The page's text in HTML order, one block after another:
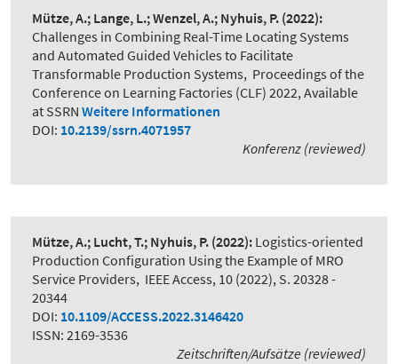
Mütze, A.; Lange, L.; Wenzel, A.; Nyhuis, P. (2022):
Challenges in Combining Real-Time Locating Systems
and Automated Guided Vehicles to Facilitate
Transformable Production Systems, Proceedings of the
Conference on Learning Factories (CLF) 2022, Available
at SSRN Weitere Informationen
DOI: 10.2139/ssrn.4071957
Konferenz (reviewed)
Mütze, A.; Lucht, T.; Nyhuis, P. (2022): Logistics-oriented
Production Configuration Using the Example of MRO
Service Providers, IEEE Access, 10 (2022), S. 20328 -
20344
DOI: 10.1109/ACCESS.2022.3146420
ISSN: 2169-3536
Zeitschriften/Aufsätze (reviewed)